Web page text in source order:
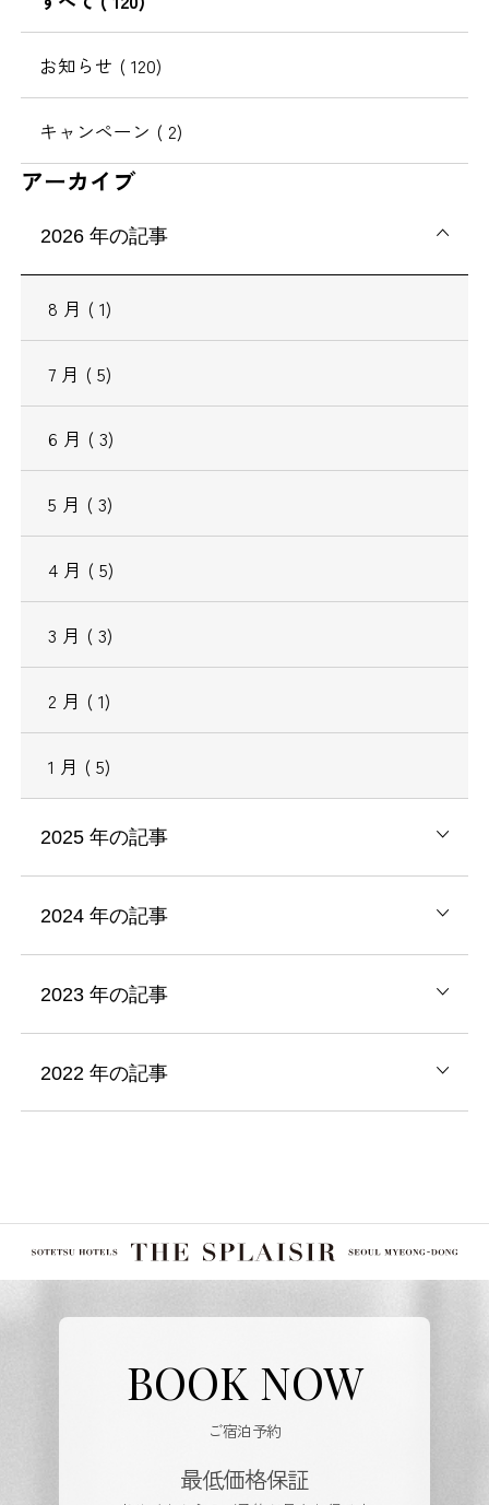
動
お知らせ ( 120)
キャンペーン ( 2)
アーカイブ
2026 年の記事
8 月 ( 1)
7 月 ( 5)
6 月 ( 3)
5 月 ( 3)
4 月 ( 5)
3 月 ( 3)
2 月 ( 1)
1 月 ( 5)
2025 年の記事
2024 年の記事
2023 年の記事
2022 年の記事
BOOK NOW
ご宿泊予約
最低価格保証